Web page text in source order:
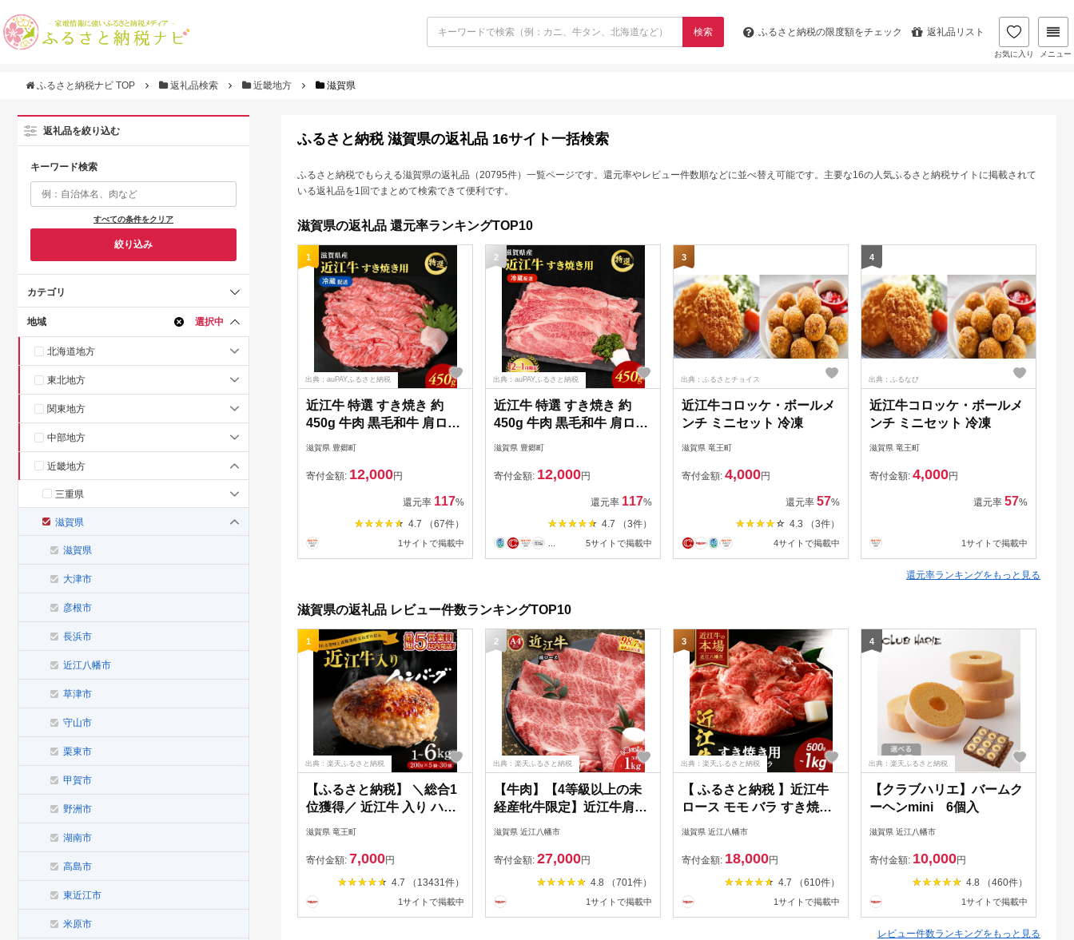
検索 ふるさと納税の限度額をチェック 返礼品リスト
お気に入り メニュー
ふるさと納税ナビ TOP 返礼品検索 近畿地方 滋賀県
返礼品を絞り込む
キーワード検索
すべての条件をクリア
絞り込み
カテゴリ
地域 選択中
北海道地方
東北地方
関東地方
中部地方
近畿地方
三重県
滋賀県
滋賀県
大津市
彦根市
長浜市
近江八幡市
草津市
守山市
栗東市
甲賀市
野洲市
湖南市
高島市
東近江市
米原市
ふるさと納税 滋賀県の返礼品 16サイト一括検索
ふるさと納税でもらえる滋賀県の返礼品（20795件）一覧ページです。還元率やレビュー件数順などに並べ替え可能です。主要な16の人気ふるさと納税サイトに掲載されて
いる返礼品を1回でまとめて検索できて便利です。
滋賀県の返礼品 還元率ランキングTOP10
1
出典：auPAYふるさと納税
近江牛 特選 すき焼き 約
450g 牛肉 黒毛和牛 肩ロー
牛 納期 最長3カ月 冷蔵
滋賀県 豊郷町
寄付金額: 12,000円
還元率 117%
4.7 （67件）
1サイトで掲載中
2
出典：auPAYふるさと納税
近江牛 特選 すき焼き 約
450g 牛肉 黒毛和牛 肩ロー
牛 納期 最長3カ月 冷蔵
滋賀県 豊郷町
寄付金額: 12,000円
還元率 117%
4.7 （3件）
5サイトで掲載中
3
出典：ふるさとチョイス
近江牛コロッケ・ボールメ
ンチ ミニセット 冷凍
滋賀県 竜王町
寄付金額: 4,000円
還元率 57%
4.3 （3件）
4サイトで掲載中
4
出典：ふるなび
近江牛コロッケ・ボールメ
ンチ ミニセット 冷凍
滋賀県 竜王町
寄付金額: 4,000円
還元率 57%
1サイトで掲載中
還元率ランキングをもっと見る
滋賀県の返礼品 レビュー件数ランキングTOP10
1
出典：楽天ふるさと納税
【ふるさと納税】 ＼総合1
位獲得／ 近江牛 入り ハン
バーグ 6kg 3kg 2kg 1kg 淡
合挽き 近江牛 200g/30個15
個10個5個 選べる容量 個包
装 和牛 牛肉 冷凍 黒毛和牛
豚肉 ポーク ランキング 日
滋賀県 竜王町
寄付金額: 7,000円
4.7 （13431件）
1サイトで掲載中
2
出典：楽天ふるさと納税
【牛肉】【4等級以上の未
経産牝牛限定】近江牛肩ロ
ースすき焼き【500g】【牛
【牛丼】
滋賀県 近江八幡市
寄付金額: 27,000円
4.8 （701件）
1サイトで掲載中
3
出典：楽天ふるさと納税
【 ふるさと納税 】近江牛
ロース モモ バラ すき焼き
用 500g / 800g / 1kg すき焼
肉 すき焼き用牛肉 肉 牛肉
和牛 ブランド牛 薄切り お
取り寄せ 冷蔵 村のお肉屋
さん 近江牛ギフト ギフト
滋賀県 近江八幡市
寄付金額: 18,000円
4.7 （610件）
1サイトで掲載中
4
出典：楽天ふるさと納税
【クラブハリエ】バームク
ーヘンmini 6個入
滋賀県 近江八幡市
寄付金額: 10,000円
4.8 （460件）
1サイトで掲載中
レビュー件数ランキングをもっと見る